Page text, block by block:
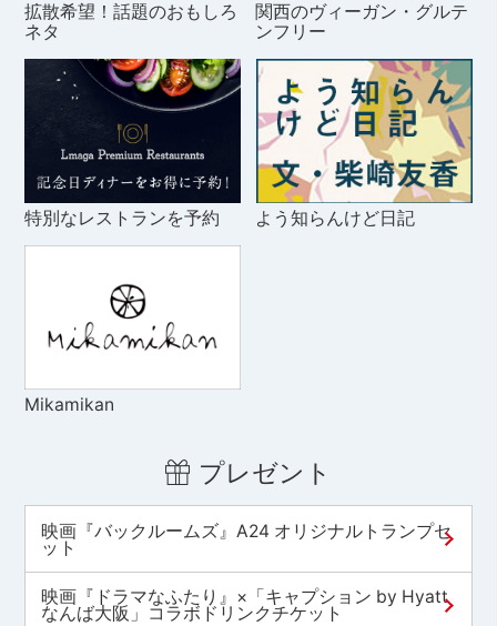
拡散希望！話題のおもしろ
ネタ
関西のヴィーガン・グルテ
ンフリー
特別なレストランを予約 よう知らんけど日記
Mikamikan
プレゼント
映画『バックルームズ』A24 オリジナルトランプセ
ット
映画『ドラマなふたり』×「キャプション by Hyatt
なんば大阪」コラボドリンクチケット